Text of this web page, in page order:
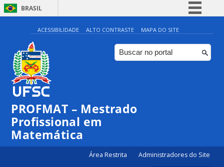
BRASIL
Simplifique!
Comunica BR
Participe
ACESSIBILIDADE ALTO CONTRASTE MAPA DO SITE
PROFMAT – Mestrado
Profissional em
Matemática
Área Restrita Administradores do Site